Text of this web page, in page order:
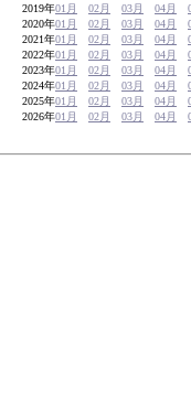
2019年01月 02月 03月 04月
2020年01月 02月 03月 04月
2021年01月 02月 03月 04月
2022年01月 02月 03月 04月
2023年01月 02月 03月 04月
2024年01月 02月 03月 04月
2025年01月 02月 03月 04月
2026年01月 02月 03月 04月